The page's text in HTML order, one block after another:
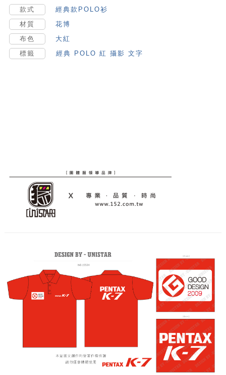
款式
經典款POLO衫
材質
花博
布色
大紅
標籤
經典 POLO 紅 攝影 文字